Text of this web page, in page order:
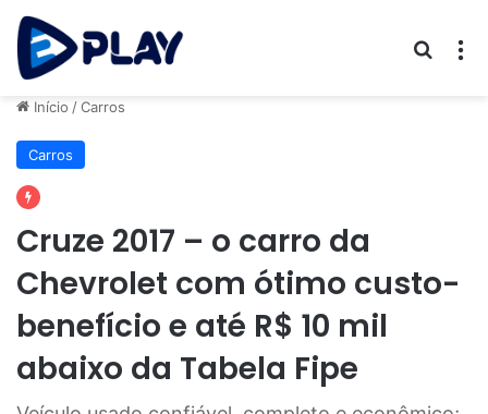
Início /Carros
Carros
Cruze 2017 – o carro da
Chevrolet com ótimo custo-
benefício e até R$ 10 mil
abaixo da Tabela Fipe